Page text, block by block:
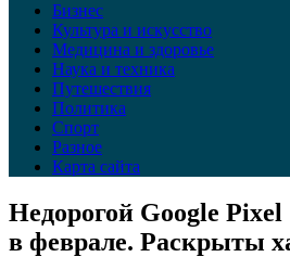
Бизнес
Культура и искусство
Медицина и здоровье
Наука и техника
Путешествия
Политика
Спорт
Разное
Карта сайта
Недорогой Google
в феврале. Раскрыты